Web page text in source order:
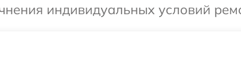
индивидуальных условий